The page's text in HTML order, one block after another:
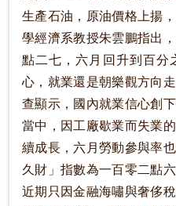
生產石油，原油價格上揚
學經濟系教授朱雲鵬指出
點二七，六月回升到百分
心，就業還是朝樂觀方向
查顯示，國內就業信心創
當中，因工廠歇業而失業
續成長，六月勞動參與率
久財」指數為一百零二點
近期只因金融海嘯與奢侈